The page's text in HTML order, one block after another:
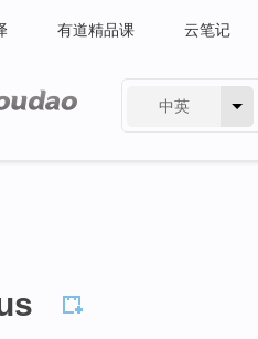
有道精品课 云笔记
中英